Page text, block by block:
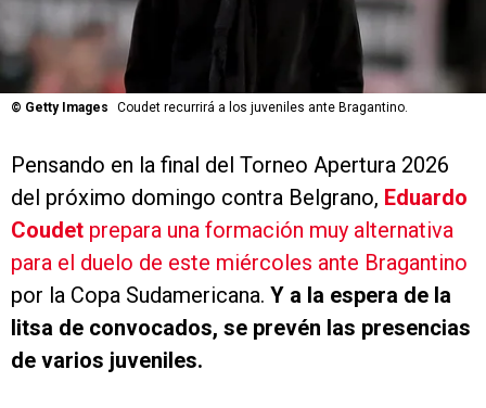
© Getty Images Coudet recurrirá a los juveniles ante Bragantino.
Pensando en la final del Torneo Apertura 2026
del próximo domingo contra Belgrano, Eduardo
Coudet prepara una formación muy alternativa
para el duelo de este miércoles ante Bragantino
por la Copa Sudamericana. Y a la espera de la
litsa de convocados, se prevén las presencias
de varios juveniles.